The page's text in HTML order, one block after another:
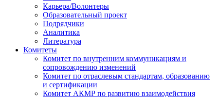
Карьера/Волонтеры
Образовательный проект
Подрядчики
Аналитика
Литература
Комитеты
Комитет по внутренним коммуникациям и
сопровождению изменений
Комитет по отраслевым стандартам, образованию
и сертификации
Комитет АКМР по развитию взаимодействия